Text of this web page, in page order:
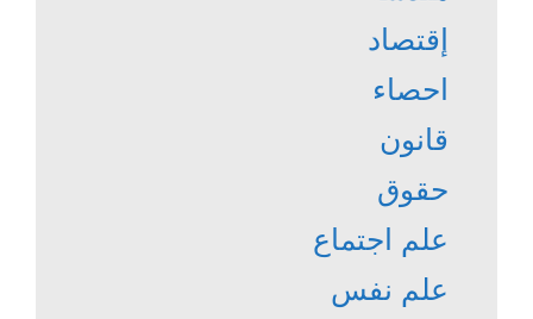
إقتصاد
احصاء
قانون
حقوق
علم اجتماع
علم نفس